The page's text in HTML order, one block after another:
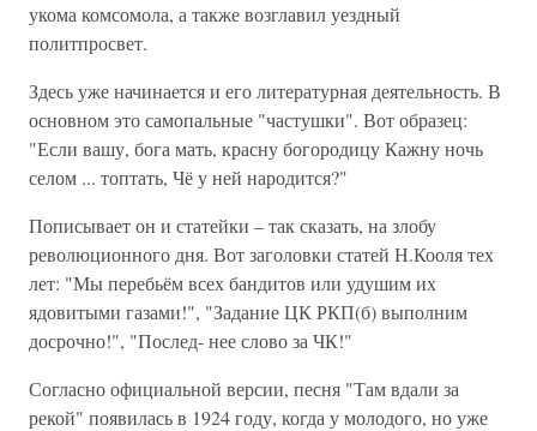
укома комсомола, а также возглавил уездный
политпросвет.
Здесь уже начинается и его литературная деятельность. В
основном это самопальные "частушки". Вот образец:
"Если вашу, бога мать, красну богородицу Кажну ночь
селом ... топтать, Чё у ней народится?"
Пописывает он и статейки – так сказать, на злобу
революционного дня. Вот заголовки статей Н.Кооля тех
лет: "Мы перебьём всех бандитов или удушим их
ядовитыми газами!", "Задание ЦК РКП(б) выполним
досрочно!", "Послед- нее слово за ЧК!"
Согласно официальной версии, песня "Там вдали за
рекой" появилась в 1924 году, когда у молодого, но уже